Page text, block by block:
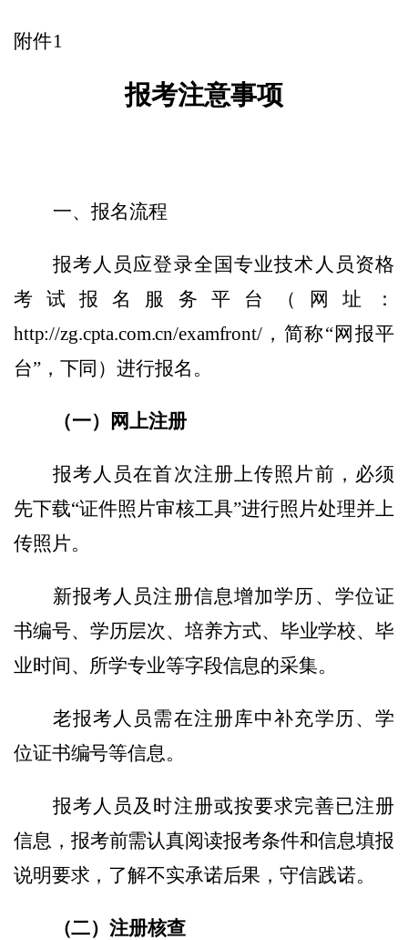
附件1
报考注意事项
一、报名流程
报考人员应登录全国专业技术人员资格
考试报名服务平台（网址：
http://zg.cpta.com.cn/examfront/，简称“网报平
台”，下同）进行报名。
（一）网上注册
报考人员在首次注册上传照片前，必须
先下载“证件照片审核工具”进行照片处理并上
传照片。
新报考人员注册信息增加学历、学位证
书编号、学历层次、培养方式、毕业学校、毕
业时间、所学专业等字段信息的采集。
老报考人员需在注册库中补充学历、学
位证书编号等信息。
报考人员及时注册或按要求完善已注册
信息，报考前需认真阅读报考条件和信息填报
说明要求，了解不实承诺后果，守信践诺。
（二）注册核查